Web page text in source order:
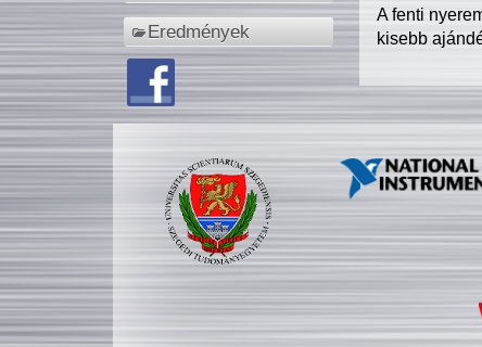
Eredmények
A fenti
kisebb